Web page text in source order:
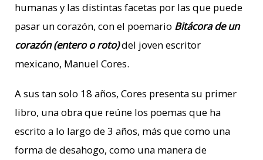
humanas y las distintas facetas por las que puede
pasar un corazón, con el poemario Bitácora de un
corazón (entero o roto)del joven escritor
mexicano, Manuel Cores.
A sus tan solo 18 años, Cores presenta su primer
libro, una obra que reúne los poemas que ha
escrito a lo largo de 3 años, más que como una
forma de desahogo, como una manera de